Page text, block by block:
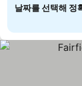
날짜를 선택해 정